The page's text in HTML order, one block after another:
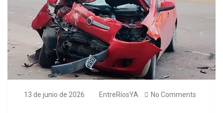
13 de junio de 2026 EntreRíosYA No Comments